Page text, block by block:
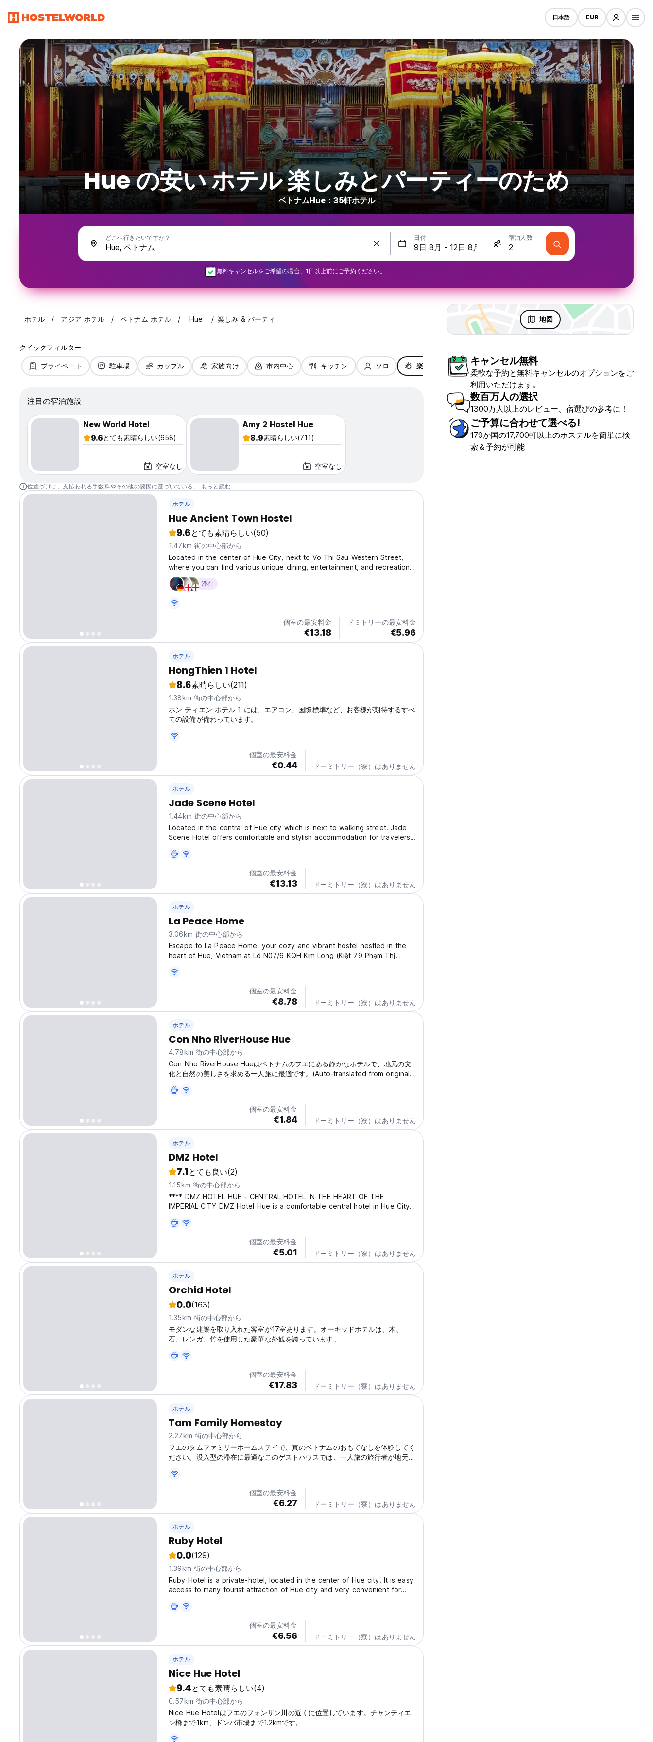
日本語 EUR
Hue の安い ホテル 楽しみとパーティーのため
ベトナムHue：35軒ホテル
どこへ行きたいですか？ 日付 宿泊人数
無料キャンセルをご希望の場合、1日以上前にご予約ください。
ホテル アジア ホテル ベトナム ホテル Hue 楽しみ & パーティ 地図
クイックフィルター
プライベート 駐車場 カップル 家族向け 市内中心 キッチン ソロ 楽しみ & パーティ
注目の宿泊施設
New World Hotel
9.6とても素晴らしい(658)
空室なし
Amy 2 Hostel Hue
8.9素晴らしい(711)
空室なし
位置づけは、支払われる手数料やその他の要因に基づいている。 もっと読む
ホテル
Hue Ancient Town Hostel
9.6とても素晴らしい(50)
1.47km 街の中心部から
Located in the center of Hue City, next to Vo Thi Sau Western Street,
where you can find various unique dining, entertainment, and recreational
spots, the hotel allows easy walking access to these locations, saving
you time. There are also late-night entertainment...
滞在
個室の最安料金
€13.18
ドミトリーの最安料金
€5.96
ホテル
HongThien 1 Hotel
8.6素晴らしい(211)
1.38km 街の中心部から
ホン ティエン ホテル 1 には、エアコン、国際標準など、お客様が期待するすべ
ての設備が備わっています。
個室の最安料金
€0.44 ドーミトリー（寮）はありません
ホテル
Jade Scene Hotel
1.44km 街の中心部から
Located in the central of Hue city which is next to walking street. Jade
Scene Hotel offers comfortable and stylish accommodation for travelers
Dong Ba Market and the Perfume River,...
個室の最安料金
€13.13 ドーミトリー（寮）はありません
ホテル
La Peace Home
3.06km 街の中心部から
Escape to La Peace Home, your cozy and vibrant hostel nestled in the
heart of Hue, Vietnam at Lô N07/6 KQH Kim Long (Kiệt 79 Phạm Thị
place to sleep; it's a launchpad for unforgettable...
個室の最安料金
€8.78 ドーミトリー（寮）はありません
ホテル
Con Nho RiverHouse Hue
4.78km 街の中心部から
Con Nho RiverHouse Hueはベトナムのフエにある静かなホテルで、地元の文
化と自然の美しさを求める一人旅に最適です。(Auto-translated from original
個室の最安料金
€1.84 ドーミトリー（寮）はありません
ホテル
DMZ Hotel
7.1とても良い(2)
1.15km 街の中心部から
**** DMZ HOTEL HUE – CENTRAL HOTEL IN THE HEART OF THE
IMPERIAL CITY DMZ Hotel Hue is a comfortable central hotel in Hue City,
of the Imperial City. Our hotel is the perfect choice...
個室の最安料金
€5.01 ドーミトリー（寮）はありません
ホテル
Orchid Hotel
0.0(163)
1.35km 街の中心部から
モダンな建築を取り入れた客室が17室あります。オーキッドホテルは、木、
石、レンガ、竹を使用した豪華な外観を誇っています。
個室の最安料金
€17.83 ドーミトリー（寮）はありません
ホテル
Tam Family Homestay
2.27km 街の中心部から
フエのタムファミリーホームステイで、真のベトナムのおもてなしを体験してく
ださい。没入型の滞在に最適なこのゲストハウスでは、一人旅の旅行者が地元の
個室の最安料金
€6.27 ドーミトリー（寮）はありません
ホテル
Ruby Hotel
0.0(129)
1.39km 街の中心部から
Ruby Hotel is a private-hotel, located in the center of Hue city. It is easy
access to many tourist attraction of Hue city and very convenient for
with all amenities that you expect:...
個室の最安料金
€6.56 ドーミトリー（寮）はありません
ホテル
Nice Hue Hotel
9.4とても素晴らしい(4)
0.57km 街の中心部から
Nice Hue Hotelはフエのフォンザン川の近くに位置しています。チャンティエ
ン橋まで1km、ドンバ市場まで1.2kmです。
キャンセル無料
柔軟な予約と無料キャンセルのオプションをご
利用いただけます。
数百万人の選択
1300万人以上のレビュー、宿選びの参考に！
ご予算に合わせて選べる!
179か国の17,700軒以上のホステルを簡単に検
索＆予約が可能